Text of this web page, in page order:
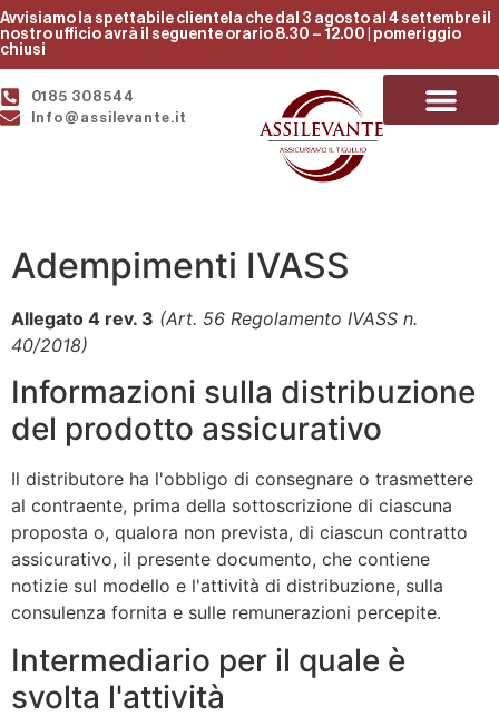
Avvisiamo la spettabile clientela che dal 3 agosto al 4 settembre il
nostro ufficio avrà il seguente orario 8.30 – 12.00 | pomeriggio
chiusi
0185 308544
Info@assilevante.it
Adempimenti IVASS
Allegato 4 rev. 3 (Art. 56 Regolamento IVASS n.
40/2018)
Informazioni sulla distribuzione
del prodotto assicurativo
Il distributore ha l'obbligo di consegnare o trasmettere
al contraente, prima della sottoscrizione di ciascuna
proposta o, qualora non prevista, di ciascun contratto
assicurativo, il presente documento, che contiene
notizie sul modello e l'attività di distribuzione, sulla
consulenza fornita e sulle remunerazioni percepite.
Intermediario per il quale è
svolta l'attività